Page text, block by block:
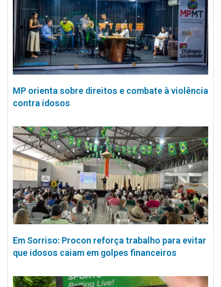
MP orienta sobre direitos e combate à violência
contra idosos
Em Sorriso: Procon reforça trabalho para evitar
que idosos caiam em golpes financeiros